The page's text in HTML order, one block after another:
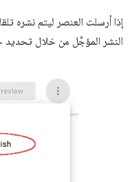
إذا أرسلت العنصر ليتم نشره
النشر المؤجَّل من خلال تحديد